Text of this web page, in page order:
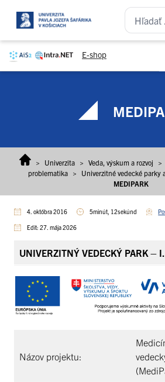
E-shop
> Univerzita > Veda, výskum a rozvoj >
problematika
> Univerzitné vedecké parky
MEDIPARK
4. októbra 2016 5minút, 12sekúnd
Edit: 27. mája 2026
UNIVERZITNÝ VEDECKÝ PARK –
Názov projektu: